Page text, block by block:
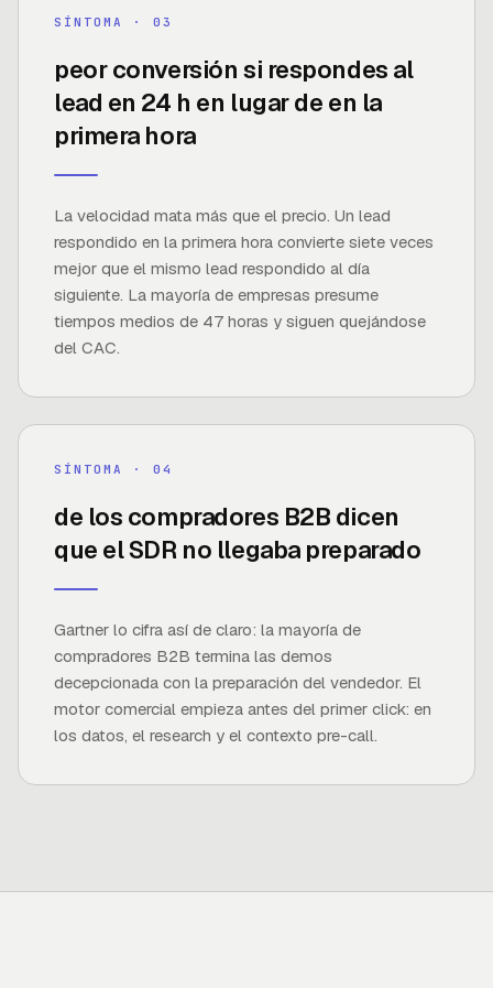
7×
FUENTE · LEAD RESPONSE MANAGEMENT STUDY
SÍNTOMA · 0 3
peor conversión si respondes al
lead en 24 h en lugar de en la
primera hora
La velocidad mata más que el precio. Un lead
respondido en la primera hora convierte siete veces
mejor que el mismo lead respondido al día
siguiente. La mayoría de empresas presume
tiempos medios de 47 horas y siguen quejándose
del CAC.
82%
FUENTE ·GARTNER
SÍNTOMA · 0 4
de los compradores B2B dicen
que el SDR no llegaba preparado
Gartner lo cifra así de claro: la mayoría de
compradores B2B termina las demos
decepcionada con la preparación del vendedor. El
motor comercial empieza antes del primer click: en
los datos, el research y el contexto pre-call.